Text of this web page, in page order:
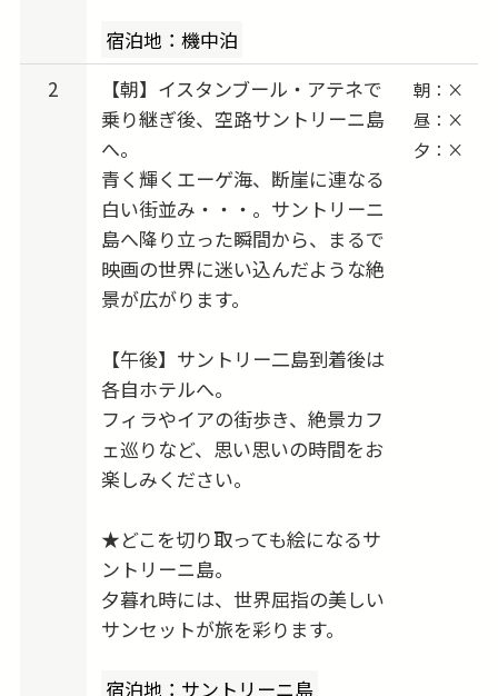
機内サービスや食事の評価も高く、長距離フラ
イトでも安心です。
世界有数のハブ空港・イスタンブール空港を経
由しながら、スムーズで快適な旅をお楽しみい
ただけます。
★自分だけのオーダーメイド旅！ツアーアレン
観光・ショッピング・グルメなど、興味や気分
に合わせて思いのままに楽しめます。
延泊したい、ビジネスクラスへ変更したい、他
都市に訪問したい…など、ご希望があればお知
らせください。
宿泊地：機中泊
2
【朝】イスタンブール・アテネで
乗り継ぎ後、空路サントリーニ島
へ。
青く輝くエーゲ海、断崖に連なる
白い街並み・・・。サントリーニ
島へ降り立った瞬間から、まるで
映画の世界に迷い込んだような絶
景が広がります。
【午後】サントリー二島到着後は
各自ホテルへ。
フィラやイアの街歩き、絶景カフ
ェ巡りなど、思い思いの時間をお
楽しみください。
★どこを切り取っても絵になるサ
ントリーニ島。
夕暮れ時には、世界屈指の美しい
サンセットが旅を彩ります。
宿泊地：サントリーニ島
朝：×
昼：×
夕：×